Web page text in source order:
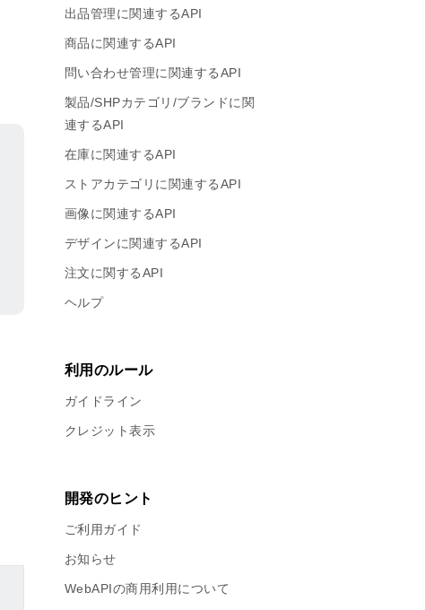
出品管理に関連するAPI
商品に関連するAPI
問い合わせ管理に関連するAPI
製品/SHPカテゴリ/ブランドに関
連するAPI
在庫に関連するAPI
ストアカテゴリに関連するAPI
画像に関連するAPI
デザインに関連するAPI
注文に関するAPI
ヘルプ
利用のルール
ガイドライン
クレジット表示
開発のヒント
ご利用ガイド
お知らせ
WebAPIの商用利用について